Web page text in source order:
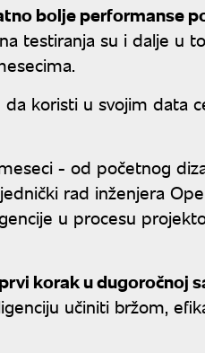
bolje performanse
testiranja su i dalje u
koristi u svojim data
- od početnog
rad inženjera
u procesu
korak u dugoročnoj
učiniti bržom,